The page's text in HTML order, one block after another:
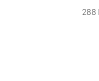
288